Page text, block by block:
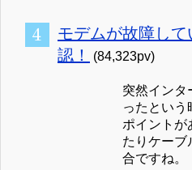
モデムが故障し
認！
(84,323pv)
突然インタ
ったという
ポイントが
たりケーブ
合ですね。